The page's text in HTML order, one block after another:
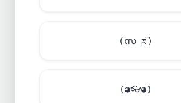
(സ_ಸ)
(◕👓◕)